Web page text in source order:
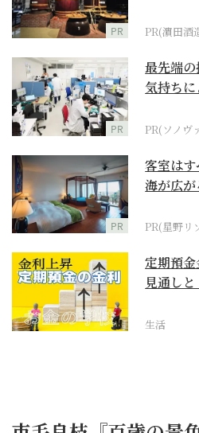
PR PR(濵田酒
PR
最先端
気持ち
PR(ソノヴ
PR
客室は
海が広
PR(星野リ
定期預
見通し
生活